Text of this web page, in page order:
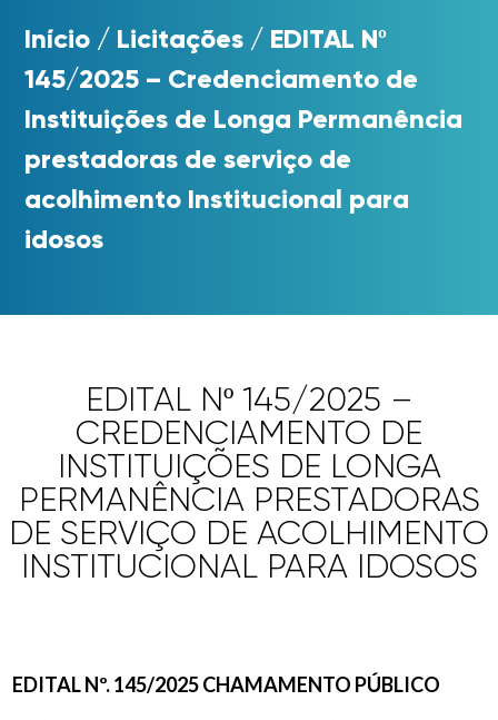
Início / Licitações / EDITAL Nº
145/2025 – Credenciamento de
Instituições de Longa Permanência
prestadoras de serviço de
acolhimento Institucional para
idosos
EDITAL Nº 145/2025 –
CREDENCIAMENTO DE
INSTITUIÇÕES DE LONGA
PERMANÊNCIA PRESTADORAS
DE SERVIÇO DE ACOLHIMENTO
INSTITUCIONAL PARA IDOSOS
EDITAL Nº. 145/2025 CHAMAMENTO PÚBLICO